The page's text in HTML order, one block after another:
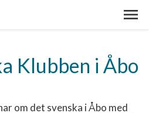
Klubben i Åbo
om det svenska i Åbo med